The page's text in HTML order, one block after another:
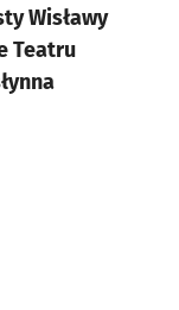
Wisławy
Teatru